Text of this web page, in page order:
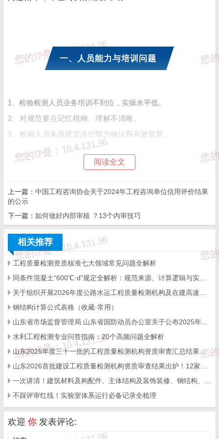
一、人员能力与培训问题
1、检验检测人员业务培训不到位，实操水平低。
2、对规范要点记忆模糊、理解不清晰。
3、检验人员未按规定进行能力确认和有效监督。
二、人员管理与监督问题
4、关键岗位人员变化后未及时重新指定。
5、授权签字人责任意识淡薄，审核报告不仔细。
6、人员授权、教育、监督等记录缺失。
7、未声明不在两个以上检验检测机构从业。
三、仪器设备及设施问题
8、仪器设备及设施管理不规范，记录信息不全。
9、设备设施和检测场所环境不满足要求。
10、检测仪器不符合溯源要求，状态标识管理不规范。
11、校准证书结果确认流于形式，校准范围未能覆盖检测结
果。
12、未按“一机一档”管理检测仪器。
13、仪器设备使用不规范，存放不正确，维修保养不及时。
阅读全文
上一篇： 中国工程咨询协会关于2024年工程咨询单位信用评价结果
的公示
下一篇： 如何做好内部审核 ？13个内审技巧
相关推荐
工程质量检测资质核准七大领域常见问题全解析
钢结构计算公式表格（收藏·常用）
水利工程检测专业问答指南：20个高频问题全解析
山东2025年度三十一批的工程质量检测机构资质审查汇总结果出炉！400+机构通关，行业格局迎新变化
不踩评审红线！实验室体系运行必备记录全梳理
欢迎 你 发表评论: